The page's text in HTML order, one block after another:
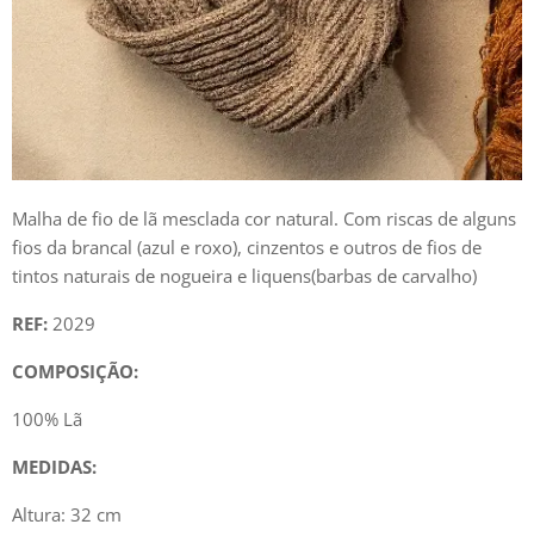
Malha de fio de lã mesclada cor natural. Com riscas de alguns
fios da brancal (azul e roxo), cinzentos e outros de fios de
tintos naturais de nogueira e liquens(barbas de carvalho)
REF: 2029
COMPOSIÇÃO:
100% Lã
MEDIDAS:
Altura: 32 cm